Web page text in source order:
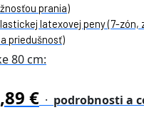
prania)
latexovej peny (7-zón,
priedušnosť)
80 cm:
€ · podrobnosti a